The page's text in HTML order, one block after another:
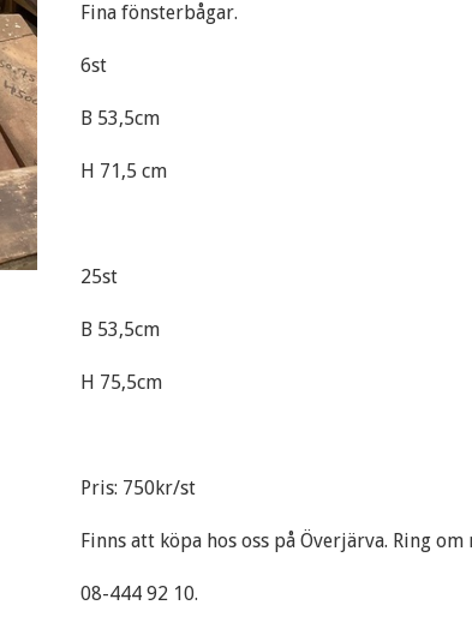
Fina fönsterbågar.
6st
B 53,5cm
H 71,5 cm
25st
B 53,5cm
H 75,5cm
Pris: 750kr/st
Finns att köpa hos oss på Överjärva. Ring
08-444 92 10.